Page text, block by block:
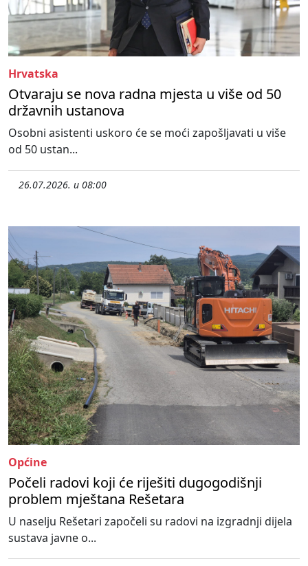
Hrvatska
Otvaraju se nova radna mjesta u više od 50
državnih ustanova
Osobni asistenti uskoro će se moći zapošljavati u više
od 50 ustan...
26.07.2026. u 08:00
Općine
Počeli radovi koji će riješiti dugogodišnji
problem mještana Rešetara
U naselju Rešetari započeli su radovi na izgradnji dijela
sustava javne o...